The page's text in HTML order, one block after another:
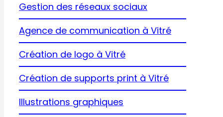
Gestion des réseaux sociaux
Agence de communication à Vitré
Création de logo à Vitré
Création de supports print à Vitré
Illustrations graphiques